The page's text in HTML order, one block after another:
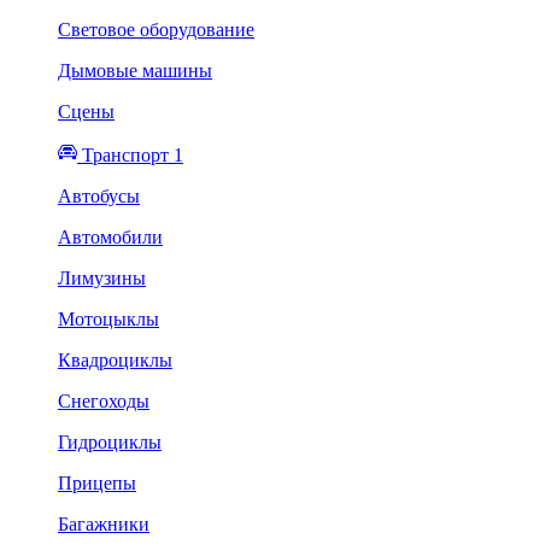
Световое оборудование
Дымовые машины
Сцены
Транспорт 1
Автобусы
Автомобили
Лимузины
Мотоцыклы
Квадроциклы
Снегоходы
Гидроциклы
Прицепы
Багажники